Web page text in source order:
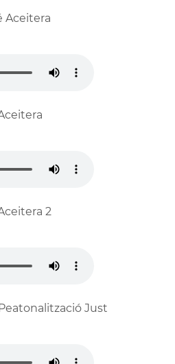
Aceitera
2
Just